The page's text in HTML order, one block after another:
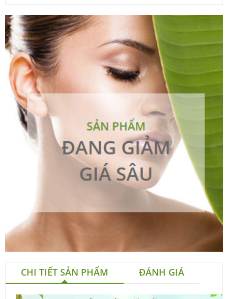
CHI TIẾT SẢN PHẨM ĐÁNH GIÁ